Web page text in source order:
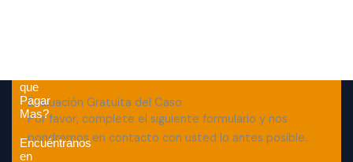
Evaluación Gratuita del Caso
Por favor, complete el siguiente formulario y nos
pondremos en contacto con usted lo antes posible.
que
Pagar
Mas?
Encuéntranos
en